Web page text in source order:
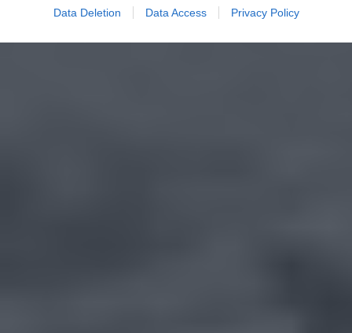
Data Deletion Data Access Privacy Policy